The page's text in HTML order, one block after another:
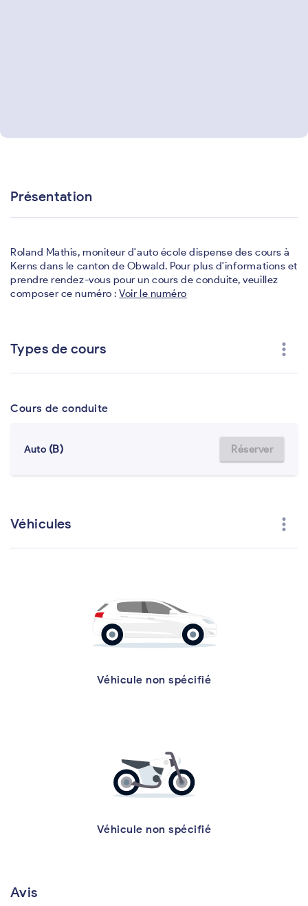
Présentation
Roland Mathis, moniteur d'auto école dispense des cours à
Kerns dans le canton de Obwald. Pour plus d'informations et
prendre rendez-vous pour un cours de conduite, veuillez
composer ce numéro :Voir le numéro
Types de cours more_vert
Cours de conduite
Auto (B) Réserver
Véhicules more_vert
Véhicule non spécifié
Véhicule non spécifié
Avis